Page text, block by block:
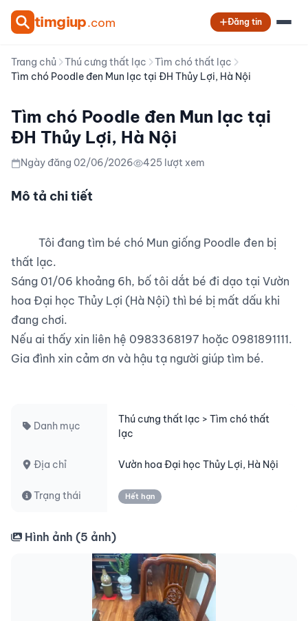
timgiup.com Đăng tin
Trang chủ Thú cưng thất lạc
Tìm chó thất lạc
Tìm chó Poodle đen Mun lạc tại ĐH Thủy Lợi, Hà Nội
Tìm chó Poodle đen Mun lạc tại
ĐH Thủy Lợi, Hà Nội
Ngày đăng 02/06/2026 425 lượt xem
Mô tả chi tiết
thất lạc.
Sáng 01/06 khoảng 6h, bố tôi dắt bé đi dạo tại Vườn
hoa Đại học Thủy Lợi (Hà Nội) thì bé bị mất dấu khi
đang chơi.
Nếu ai thấy xin liên hệ 0983368197 hoặc 0981891111.
Gia đình xin cảm ơn và hậu tạ người giúp tìm bé.
Danh mục
Thú cưng thất lạc > Tìm chó thất
lạc
Địa chỉ Vườn hoa Đại học Thủy Lợi, Hà Nội
Trạng thái Hết hạn
Hình ảnh (5 ảnh)